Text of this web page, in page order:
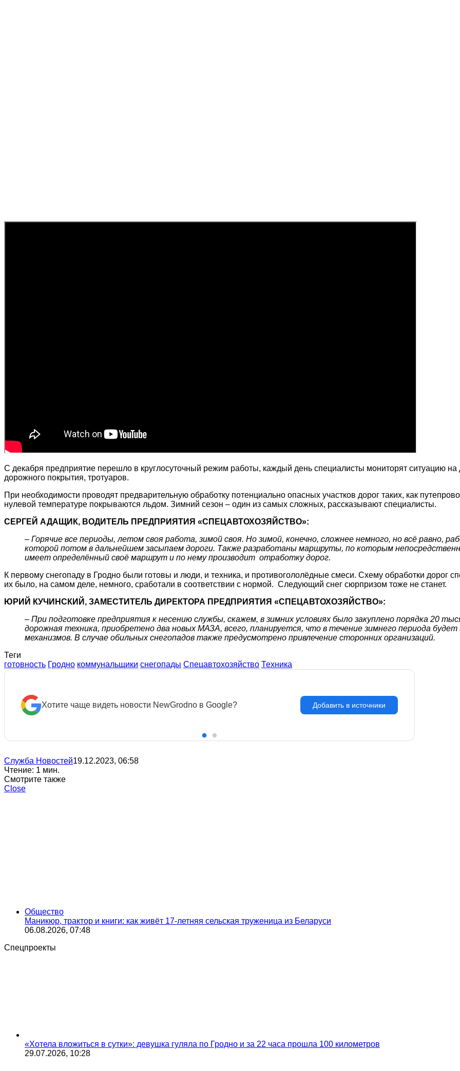
С декабря предприятие перешло в круглосуточный режим работы, каждый день специалисты мониторят ситуацию на
дорожного покрытия, тротуаров.
При необходимости проводят предварительную обработку потенциально опасных участков дорог таких, как
нулевой температуре покрываются льдом. Зимний сезон – один из самых сложных, рассказывают специалисты.
СЕРГЕЙ АДАЩИК, ВОДИТЕЛЬ ПРЕДПРИЯТИЯ «СПЕЦАВТОХОЗЯЙСТВО»:
– Горячие все периоды, летом своя работа, зимой своя. Но зимой, конечно, сложнее немного, но всё равно,
которой потом в дальнейшем засыпаем дороги. Также разработаны маршруты, по которым
имеет определённый своё маршрут и по нему производит отработку дорог.
К первому снегопаду в Гродно были готовы и люди, и техника, и противогололёдные смеси. Схему обработки дорог
их было, на самом деле, немного, сработали в соответствии с нормой. Следующий снег сюрпризом тоже не станет.
ЮРИЙ КУЧИНСКИЙ, ЗАМЕСТИТЕЛЬ ДИРЕКТОРА ПРЕДПРИЯТИЯ «СПЕЦАВТОХОЗЯЙСТВО»:
– При подготовке предприятия к несению службы, скажем, в зимних условиях было закуплено порядка 20
дорожная техника, приобретено два новых МАЗА, всего, планируется, что в течение зимнего периода будет
механизмов. В случае обильных снегопадов также предусмотрено привлечение сторонних организаций.
Теги
готовность Гродно коммунальщики снегопады Спецавтохозяйство Техника
Хотите чаще видеть новости NewGrodno в Google? Добавить в источники
Служба Новостей19.12.2023, 06:58
Чтение: 1 мин.
Смотрите также
Close
Общество
Маникюр, трактор и книги: как живёт 17-летняя сельская труженица из Беларуси
06.08.2026, 07:48
Спецпроекты
«Хотела вложиться в сутки»: девушка гуляла по Гродно и за 22 часа прошла 100 километров
29.07.2026, 10:28